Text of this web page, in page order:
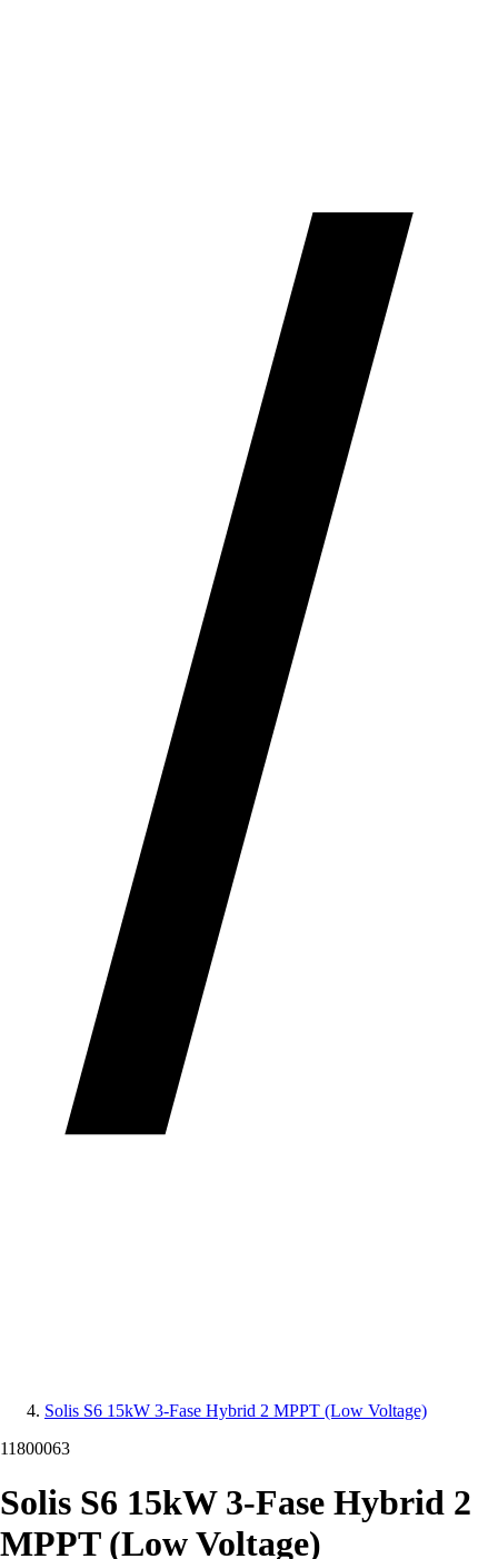
Solis S6 15kW 3-Fase Hybrid 2 MPPT (Low Voltage)
11800063
Solis S6 15kW 3-Fase Hybrid 2
MPPT (Low Voltage)